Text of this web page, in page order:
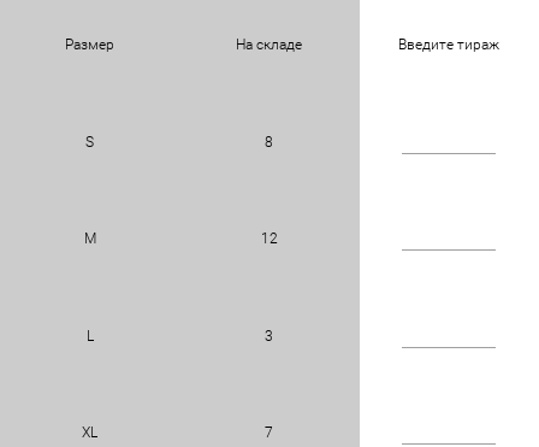
Размер На складе Введите тираж
S 8
M 12
L 3
XL 7